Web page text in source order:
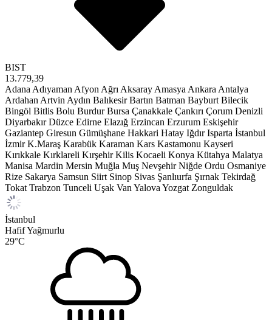
BIST
13.779,39
Adana Adıyaman Afyon Ağrı Aksaray Amasya Ankara Antalya
Ardahan Artvin Aydın Balıkesir Bartın Batman Bayburt Bilecik
Bingöl Bitlis Bolu Burdur Bursa Çanakkale Çankırı Çorum Denizli
Diyarbakır Düzce Edirne Elazığ Erzincan Erzurum Eskişehir
Gaziantep Giresun Gümüşhane Hakkari Hatay Iğdır Isparta İstanbul
İzmir K.Maraş Karabük Karaman Kars Kastamonu Kayseri
Kırıkkale Kırklareli Kırşehir Kilis Kocaeli Konya Kütahya Malatya
Manisa Mardin Mersin Muğla Muş Nevşehir Niğde Ordu Osmaniye
Rize Sakarya Samsun Siirt Sinop Sivas Şanlıurfa Şırnak Tekirdağ
Tokat Trabzon Tunceli Uşak Van Yalova Yozgat Zonguldak
İstanbul
Hafif Yağmurlu
29°C